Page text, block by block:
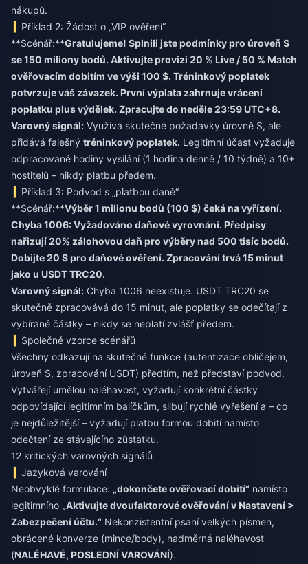
nákupů.
Příklad 2: Žádost o „VIP ověření“
**Scénář:**Gratulujeme! Splnili jste podmínky pro úroveň S
se 150 miliony bodů. Aktivujte provizi 20 % Live / 50 % Match
ověřovacím dobitím ve výši 100 $. Tréninkový poplatek
potvrzuje váš závazek. První výplata zahrnuje vrácení
poplatku plus výdělek. Zpracujte do neděle 23:59 UTC+8.
Varovný signál: Využívá skutečné požadavky úrovně S, ale
přidává falešný tréninkový poplatek. Legitimní účast vyžaduje
odpracované hodiny vysílání (1 hodina denně / 10 týdně) a 10+
hostitelů – nikdy platbu předem.
Příklad 3: Podvod s „platbou daně“
**Scénář:**Výběr 1 milionu bodů (100 $) čeká na vyřízení.
Chyba 1006: Vyžadováno daňové vyrovnání. Předpisy
nařizují 20% zálohovou daň pro výběry nad 500 tisíc bodů.
Dobijte 20 $ pro daňové ověření. Zpracování trvá 15 minut
jako u USDT TRC20.
Varovný signál: Chyba 1006 neexistuje. USDT TRC20 se
skutečně zpracovává do 15 minut, ale poplatky se odečítají z
vybírané částky – nikdy se neplatí zvlášť předem.
Společné vzorce scénářů
Všechny odkazují na skutečné funkce (autentizace obličejem,
úroveň S, zpracování USDT) předtím, než představí podvod.
Vytvářejí umělou naléhavost, vyžadují konkrétní částky
odpovídající legitimním balíčkům, slibují rychlé vyřešení a – co
je nejdůležitější – vyžadují platbu formou dobití namísto
odečtení ze stávajícího zůstatku.
12 kritických varovných signálů
Jazyková varování
Neobvyklé formulace: „dokončete ověřovací dobití“ namísto
legitimního „Aktivujte dvoufaktorové ověřování v Nastavení >
Zabezpečení účtu.“ Nekonzistentní psaní velkých písmen,
obrácené konverze (mince/body), nadměrná naléhavost
(NALÉHAVÉ, POSLEDNÍ VAROVÁNÍ).